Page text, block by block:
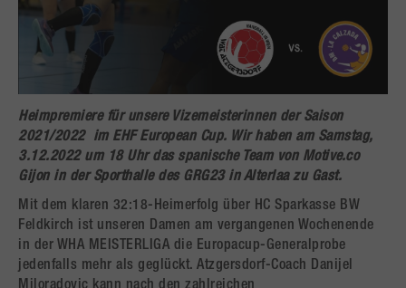
Heimpremiere für unsere Vizemeisterinnen der Saison
2021/2022 im EHF European Cup. Wir haben am Samstag,
3.12.2022 um 18 Uhrdas spanische Team von Motive.co
Gijon in der Sporthalle des GRG23 in Alterlaazu Gast.
Mit dem klaren 32:18-Heimerfolg über HC Sparkasse BW
Feldkirch ist unseren Damen am vergangenen Wochenende
in der WHA MEISTERLIGA die Europacup-Generalprobe
jedenfalls mehr als geglückt. Atzgersdorf-Coach Danijel